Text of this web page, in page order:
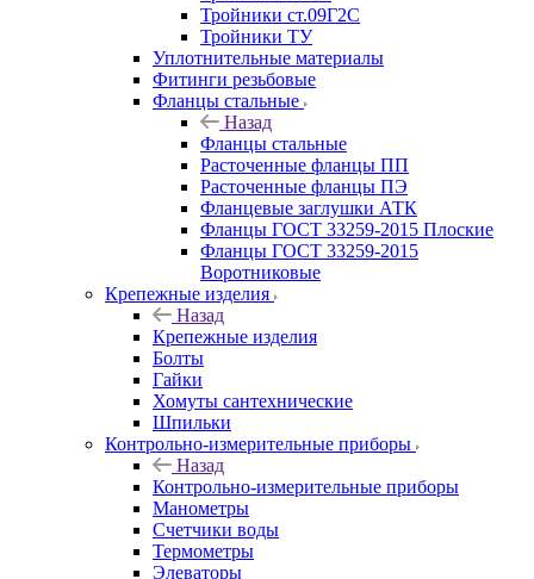
Тройники ст.09Г2С
Тройники ТУ
Уплотнительные материалы
Фитинги резьбовые
Фланцы стальные
Назад
Фланцы стальные
Расточенные фланцы ПП
Расточенные фланцы ПЭ
Фланцевые заглушки АТК
Фланцы ГОСТ 33259-2015 Плоские
Фланцы ГОСТ 33259-2015
Воротниковые
Крепежные изделия
Назад
Крепежные изделия
Болты
Гайки
Хомуты сантехнические
Шпильки
Контрольно-измерительные приборы
Назад
Контрольно-измерительные приборы
Манометры
Счетчики воды
Термометры
Элеваторы